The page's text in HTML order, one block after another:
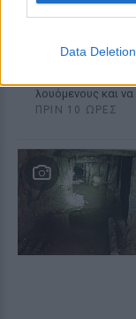
Data Deletion
Βίντεο:
Οι Αρχές
λουόμενους και
ΠΡΙΝ 10 ΏΡΕΣ